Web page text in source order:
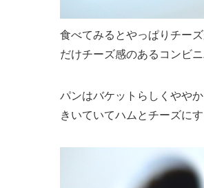
食べてみるとやっぱりチー
だけチーズ感のあるコンビニ
パンはバケットらしくやや
きいていてハムとチーズに